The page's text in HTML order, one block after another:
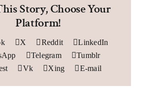
Story, Choose Your
Platform!
X Reddit
LinkedIn
Telegram
Tumblr
Vk Xing E-mail